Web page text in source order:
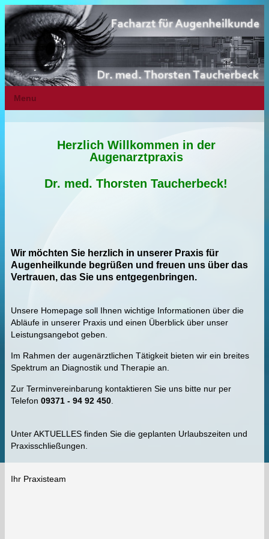
Menu
Herzlich Willkommen in der
Augenarztpraxis
Dr. med. Thorsten Taucherbeck!
Wir möchten Sie herzlich in unserer Praxis für
Augenheilkunde begrüßen und freuen uns über das
Vertrauen, das Sie uns entgegenbringen.
Unsere Homepage soll Ihnen wichtige Informationen über die
Abläufe in unserer Praxis und einen Überblick über unser
Leistungsangebot geben.
Im Rahmen der augenärztlichen Tätigkeit bieten wir ein breites
Spektrum an Diagnostik und Therapie an.
Zur Terminvereinbarung kontaktieren Sie uns bitte nur per
Telefon 09371 - 94 92 450.
Unter AKTUELLES finden Sie die geplanten Urlaubszeiten und
Praxisschließungen.
Ihr Praxisteam